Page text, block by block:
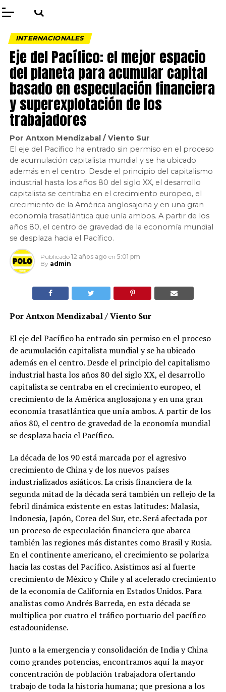
INTERNACIONALES
Eje del Pacífico: el mejor espacio
del planeta para acumular capital
basado en especulación financiera
y superexplotación de los
trabajadores
Por Antxon Mendizabal / Viento Sur
El eje del Pacífico ha entrado sin permiso en el proceso
de acumulación capitalista mundial y se ha ubicado
además en el centro. Desde el principio del capitalismo
industrial hasta los años 80 del siglo XX, el desarrollo
capitalista se centraba en el crecimiento europeo, el
crecimiento de la América anglosajona y en una gran
economía trasatlántica que unía ambos. A partir de los
años 80, el centro de gravedad de la economía mundial
se desplaza hacia el Pacífico.
Publicado 12 años ago en 5:01 pm
By admin
Por Antxon Mendizabal / Viento Sur
El eje del Pacífico ha entrado sin permiso en el proceso
de acumulación capitalista mundial y se ha ubicado
además en el centro. Desde el principio del capitalismo
industrial hasta los años 80 del siglo XX, el desarrollo
capitalista se centraba en el crecimiento europeo, el
crecimiento de la América anglosajona y en una gran
economía trasatlántica que unía ambos. A partir de los
años 80, el centro de gravedad de la economía mundial
se desplaza hacia el Pacífico.
La década de los 90 está marcada por el agresivo
crecimiento de China y de los nuevos países
industrializados asiáticos. La crisis financiera de la
segunda mitad de la década será también un reflejo de la
febril dinámica existente en estas latitudes: Malasia,
Indonesia, Japón, Corea del Sur, etc. Será afectada por
un proceso de especulación financiera que abarca
también las regiones más distantes como Brasil y Rusia.
En el continente americano, el crecimiento se polariza
hacia las costas del Pacífico. Asistimos así al fuerte
crecimiento de México y Chile y al acelerado crecimiento
de la economía de California en Estados Unidos. Para
analistas como Andrés Barreda, en esta década se
multiplica por cuatro el tráfico portuario del pacífico
estadounidense.
Junto a la emergencia y consolidación de India y China
como grandes potencias, encontramos aquí la mayor
concentración de población trabajadora ofertando
trabajo de toda la historia humana; que presiona a los